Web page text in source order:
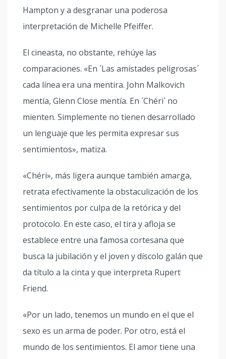
Hampton y a desgranar una poderosa
interpretación de Michelle Pfeiffer.
El cineasta, no obstante, rehúye las
comparaciones. «En ´Las amistades peligrosas´
cada línea era una mentira. John Malkovich
mentía, Glenn Close mentía. En ´Chéri´ no
mienten. Simplemente no tienen desarrollado
un lenguaje que les permita expresar sus
sentimientos», matiza.
«Chéri», más ligera aunque también amarga,
retrata efectivamente la obstaculización de los
sentimientos por culpa de la retórica y del
protocolo. En este caso, el tira y afloja se
establece entre una famosa cortesana que
busca la jubilación y el joven y díscolo galán que
da título a la cinta y que interpreta Rupert
Friend.
«Por un lado, tenemos un mundo en el que el
sexo es un arma de poder. Por otro, está el
mundo de los sentimientos. El amor tiene una